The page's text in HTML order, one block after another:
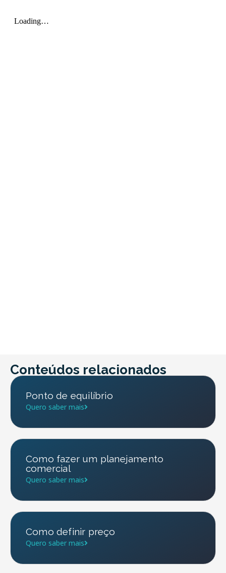
Conteúdos relacionados
Ponto de equilíbrio
Quero saber mais
Como fazer um planejamento
comercial
Quero saber mais
Como definir preço
Quero saber mais